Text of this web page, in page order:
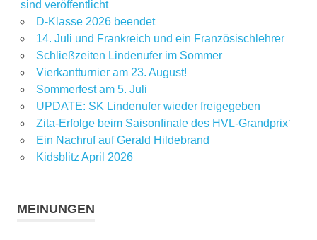
sind veröffentlicht
D-Klasse 2026 beendet
14. Juli und Frankreich und ein Französischlehrer
Schließzeiten Lindenufer im Sommer
Vierkantturnier am 23. August!
Sommerfest am 5. Juli
UPDATE: SK Lindenufer wieder freigegeben
Zita-Erfolge beim Saisonfinale des HVL-Grandprix‘
Ein Nachruf auf Gerald Hildebrand
Kidsblitz April 2026
MEINUNGEN